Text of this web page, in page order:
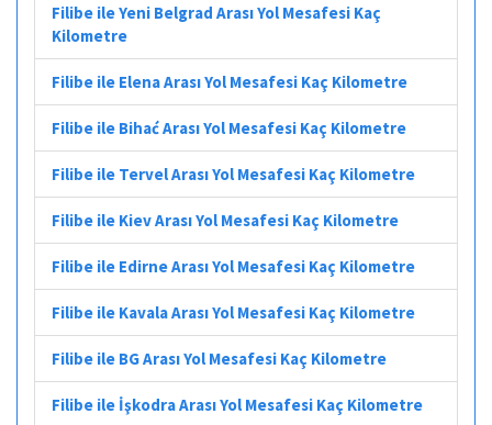
Filibe ile Yeni Belgrad Arası Yol Mesafesi Kaç
Kilometre
Filibe ile Elena Arası Yol Mesafesi Kaç Kilometre
Filibe ile Bihać Arası Yol Mesafesi Kaç Kilometre
Filibe ile Tervel Arası Yol Mesafesi Kaç Kilometre
Filibe ile Kiev Arası Yol Mesafesi Kaç Kilometre
Filibe ile Edirne Arası Yol Mesafesi Kaç Kilometre
Filibe ile Kavala Arası Yol Mesafesi Kaç Kilometre
Filibe ile BG Arası Yol Mesafesi Kaç Kilometre
Filibe ile İşkodra Arası Yol Mesafesi Kaç Kilometre